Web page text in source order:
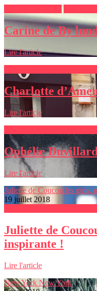
Carine de By
Lire l'article
Charlotte
Lire l'article
Ophélie Duvillard
Lire l'article
Juliette de Coucou les girls,
19 juillet 2018
Juliette de
inspirante !
Lire l'article
New York New York